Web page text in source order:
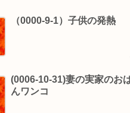
（0000-9-1）子供の発熱
(0006-10-31)妻の実家のお
んワンコ